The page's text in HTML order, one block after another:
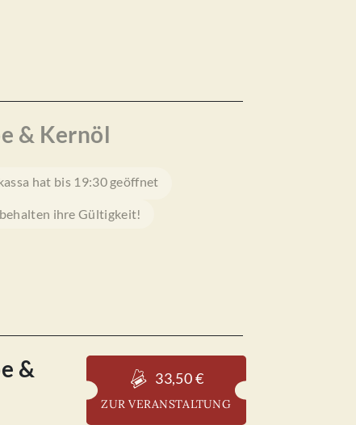
& Kernöl
hat bis 19:30 geöffnet
ihre Gültigkeit!
&
33,50 €
ZUR VERANSTALTUNG